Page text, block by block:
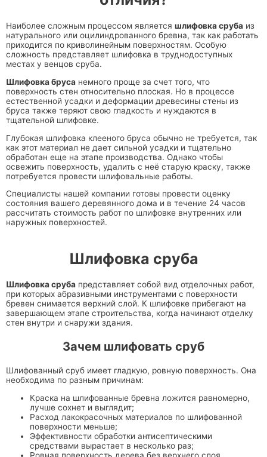
Наиболее сложным процессом является шлифовка сруба из
натурального или оцилиндрованного бревна, так как работать
приходится по криволинейным поверхностям. Особую
сложность представляет шлифовка в труднодоступных
местах у венцов сруба.
Шлифовка бруса немного проще за счет того, что
поверхность стен относительно плоская. Но в процессе
естественной усадки и деформации древесины стены из
бруса также теряют свою гладкость и нуждаются в
тщательной шлифовке.
Глубокая шлифовка клееного бруса обычно не требуется, так
как этот материал не дает сильной усадки и тщательно
обработан еще на этапе производства. Однако чтобы
освежить поверхность, удалить с неё старую краску, также
потребуется провести шлифовальные работы.
Специалисты нашей компании готовы провести оценку
состояния вашего деревянного дома и в течение 24 часов
рассчитать стоимость работ по шлифовке внутренних или
наружных поверхностей.
Шлифовка сруба
Шлифовка сруба представляет собой вид отделочных работ,
при которых абразивными инструментами с поверхности
бревен снимается верхний слой. К шлифовке прибегают на
завершающем этапе строительства, когда начинают отделку
стен внутри и снаружи здания.
Зачем шлифовать сруб
Шлифованный сруб имеет гладкую, ровную поверхность. Она
необходима по разным причинам:
Краска на шлифованные бревна ложится равномерно,
лучше сохнет и выглядит;
Расход лакокрасочных материалов по шлифованной
поверхности меньше;
Эффективности обработки антисептическими
средствами вырастает в несколько раз;